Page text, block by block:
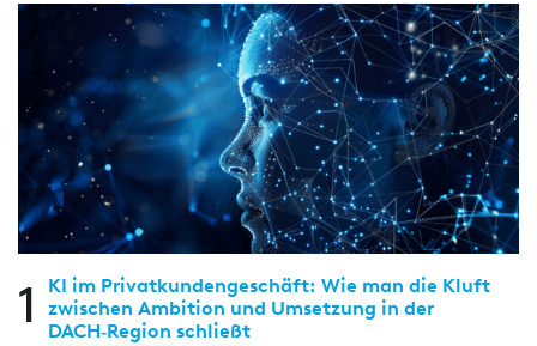
1
KI im Privatkundengeschäft: Wie man die Kluft
zwischen Ambition und Umsetzung in der
DACH‑Region schließt